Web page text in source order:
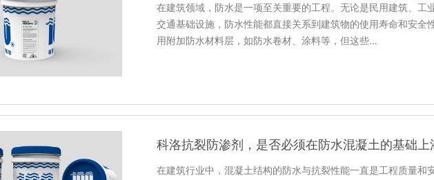
在建筑领域，防水是一项至关重要的工程。无论是民用建筑、工
交通基础设施，防水性能都直接关系到建筑物的使用寿命和安全
用附加防水材料层，如防水卷材、涂料等，但这些…
科洛抗裂防渗剂，是否必须在防水混凝土的基础上
在建筑行业中，混凝土结构的防水与抗裂性能一直是工程质量和